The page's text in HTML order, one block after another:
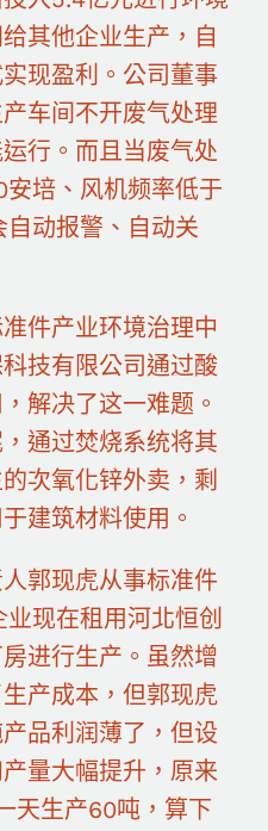
其他企业生产，自
现盈利。公司董事
车间不开废气处理
行。而且当废气处
培、风机频率低于
动报警、自动关
件产业环境治理中
技有限公司通过酸
解决了这一难题。
通过焚烧系统将其
次氧化锌外卖，剩
建筑材料使用。
郭现虎从事标准件
现在租用河北恒创
进行生产。虽然增
产成本，但郭现虎
品利润薄了，但设
量大幅提升，原来
天生产60吨，算下